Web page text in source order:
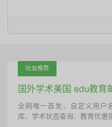
吐血推荐
国外学术美国 edu教育
全网唯一首发、自定义用户
库、学术状态查询、教育优惠